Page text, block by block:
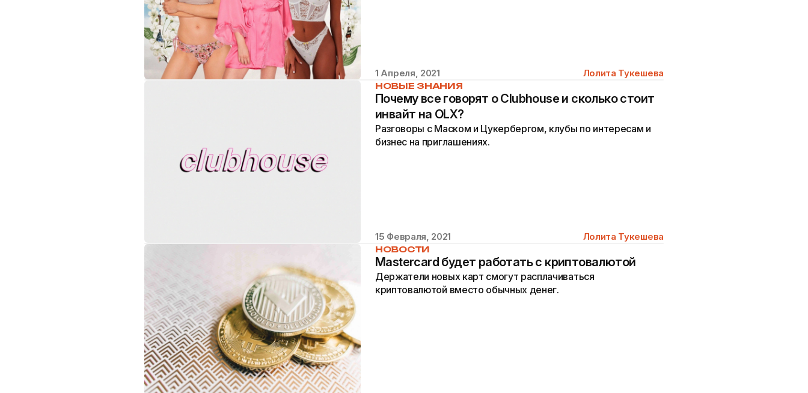
1 Апреля, 2021 Лолита Тукешева
НОВЫЕ ЗНАНИЯ
Почему все говорят о Clubhouse и сколько стоит
инвайт на OLX?
Разговоры с Маском и Цукербергом, клубы по интересам и
бизнес на приглашениях.
15 Февраля, 2021 Лолита Тукешева
НОВОСТИ
Mastercard будет работать с криптовалютой
Держатели новых карт смогут расплачиваться
криптовалютой вместо обычных денег.